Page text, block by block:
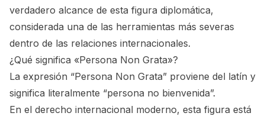
verdadero alcance de esta figura diplomática,
considerada una de las herramientas más severas
dentro de las relaciones internacionales.
¿Qué significa «Persona Non Grata»?
La expresión “Persona Non Grata” proviene del latín y
significa literalmente “persona no bienvenida”.
En el derecho internacional moderno, esta figura está